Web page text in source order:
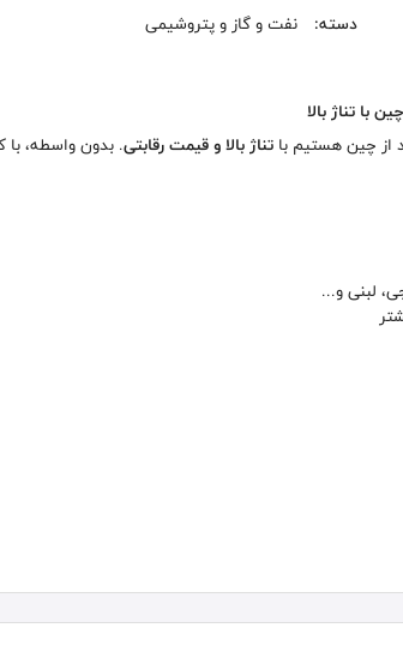
دسته:
نفت و گاز و پتروشیمی
از چین هستیم با تناژ بالا و قیمت رقابتی. بدون واسطه،
لبنی و...